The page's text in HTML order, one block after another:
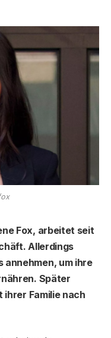
Fox, arbeitet seit
Allerdings
annehmen, um ihre
Später
Familie nach